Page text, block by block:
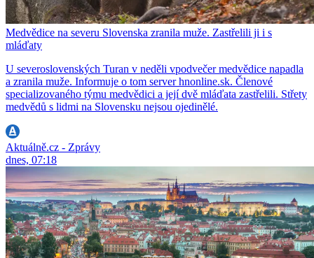
Medvědice na severu Slovenska zranila muže. Zastřelili ji i s
mláďaty
U severoslovenských Turan v neděli vpodvečer medvědice napadla
a zranila muže. Informuje o tom server hnonline.sk. Členové
specializovaného týmu medvědici a její dvě mláďata zastřelili. Střety
medvědů s lidmi na Slovensku nejsou ojedinělé.
Aktuálně.cz - Zprávy
dnes, 07:18